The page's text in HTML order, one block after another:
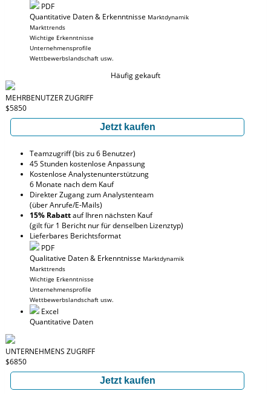
PDF
Quantitative Daten & Erkenntnisse Marktdynamik
Markttrends
Wichtige Erkenntnisse
Unternehmensprofile
Wettbewerbslandschaft usw.
Häufig gekauft
MEHRBENUTZER ZUGRIFF
$5850
Jetzt kaufen
Teamzugriff (bis zu 6 Benutzer)
45 Stunden kostenlose Anpassung
Kostenlose Analystenunterstützung
6 Monate nach dem Kauf
Direkter Zugang zum Analystenteam
(über Anrufe/E-Mails)
15% Rabattauf Ihren nächsten Kauf
(gilt für 1 Bericht nur für denselben Lizenztyp)
Lieferbares Berichtsformat
PDF
Qualitative Daten & Erkenntnisse Marktdynamik
Markttrends
Wichtige Erkenntnisse
Unternehmensprofile
Wettbewerbslandschaft usw.
Excel
Quantitative Daten
UNTERNEHMENS ZUGRIFF
$6850
Jetzt kaufen